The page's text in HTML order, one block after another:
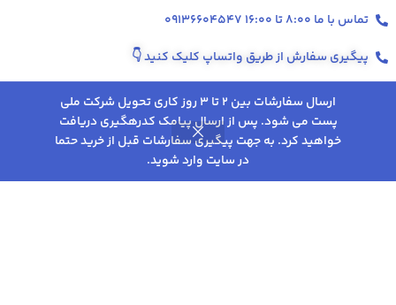
ارسال سفارشات بین 2 تا 3 روز کاری تحویل شرکت ملی
پست می شود. پس از ارسال پیامک کدرهگیری دریافت
خواهید کرد. به جهت پیگیری سفارشات قبل از خرید حتما
در سایت وارد شوید.
تماس با ما 8:00 تا 16:00 09136604547
پیگیری سفارش از طریق واتساپ کلیک کنید👇
تخفیف‌ها و پروموشن‌های ویژه در اینستاگرام 👇
ترازو هوشمند
هیوتک مدل HUF-
5,206,000تومان
4,426,000تومان
انتخاب
گزینه
0